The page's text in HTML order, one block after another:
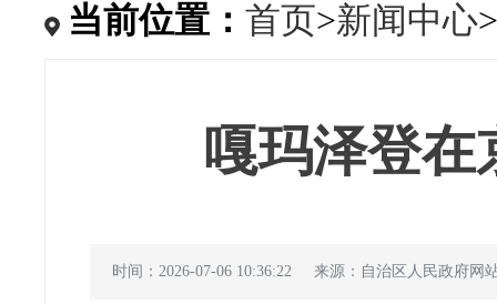
当前位置： 首页>新闻中心>
嘎玛泽登在
时间：2026-07-06 10:36:22 来源：自治区人民政府网